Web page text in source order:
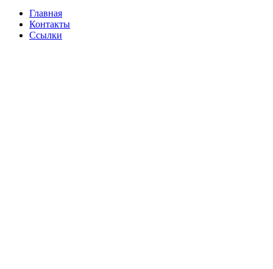
Главная
Контакты
Ссылки